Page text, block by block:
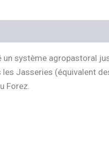
système agropastoral
Jasseries (équivalent
Forez.